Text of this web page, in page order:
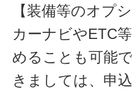
【装備等のオプ
カーナビやETC
めることも可能
きましては、申